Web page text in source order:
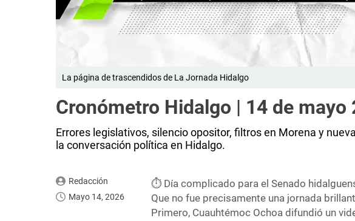
La página de trascendidos de La Jornada Hidalgo
Cronómetro Hidalgo | 14 de mayo
Errores legislativos, silencio opositor, filtros en Morena y
la conversación política en Hidalgo.
Redacción
Mayo 14, 2026
⏱️ Día complicado para el Senado
Que no fue precisamente una jornada
Primero, Cuauhtémoc Ochoa difundió un